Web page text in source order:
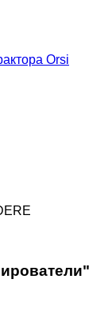
Orsi